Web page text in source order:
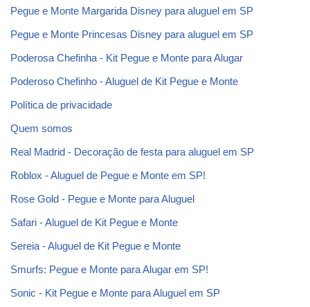
Pegue e Monte Margarida Disney para aluguel em SP
Pegue e Monte Princesas Disney para aluguel em SP
Poderosa Chefinha - Kit Pegue e Monte para Alugar
Poderoso Chefinho - Aluguel de Kit Pegue e Monte
Política de privacidade
Quem somos
Real Madrid - Decoração de festa para aluguel em SP
Roblox - Aluguel de Pegue e Monte em SP!
Rose Gold - Pegue e Monte para Aluguel
Safari - Aluguel de Kit Pegue e Monte
Sereia - Aluguel de Kit Pegue e Monte
Smurfs: Pegue e Monte para Alugar em SP!
Sonic - Kit Pegue e Monte para Aluguel em SP